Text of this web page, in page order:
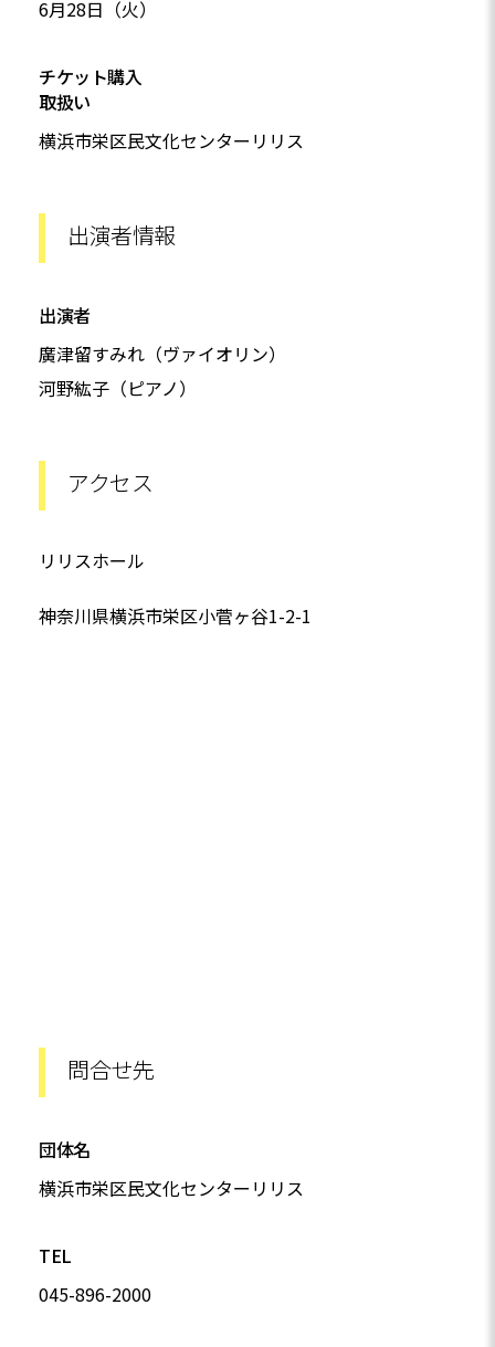
6月28日（火）
チケット購入
取扱い
横浜市栄区民文化センターリリス
出演者情報
出演者
廣津留すみれ（ヴァイオリン）
河野紘子（ピアノ）
アクセス
リリスホール
神奈川県横浜市栄区小菅ヶ谷1-2-1
問合せ先
団体名
横浜市栄区民文化センターリリス
TEL
045-896-2000